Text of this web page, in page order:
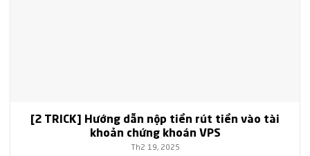
[2 TRICK] Hướng dẫn nộp tiền rút tiền vào tài
khoản chứng khoán VPS
Th2 19, 2025